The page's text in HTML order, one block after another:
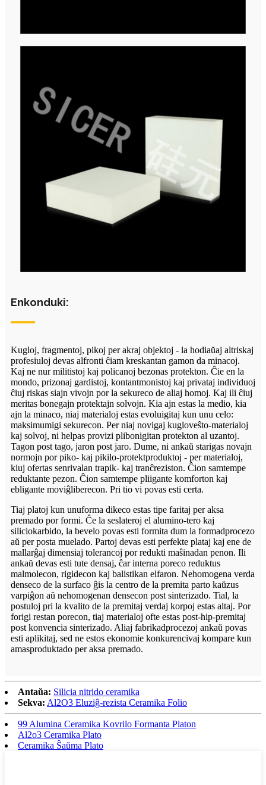
Enkonduki:
Kugloj, fragmentoj, pikoj per akraj objektoj - la hodiaŭaj altriskaj
profesiuloj devas alfronti ĉiam kreskantan gamon da minacoj.
Kaj ne nur militistoj kaj policanoj bezonas protekton. Ĉie en la
mondo, prizonaj gardistoj, kontantmonistoj kaj privataj individuoj
ĉiuj riskas siajn vivojn por la sekureco de aliaj homoj. Kaj ili ĉiuj
meritas bonegajn protektajn solvojn. Kia ajn estas la medio, kia
ajn la minaco, niaj materialoj estas evoluigitaj kun unu celo:
maksimumigi sekurecon. Per niaj novigaj kugloveŝto-materialoj
kaj solvoj, ni helpas provizi plibonigitan protekton al uzantoj.
Tagon post tago, jaron post jaro. Dume, ni ankaŭ starigas novajn
normojn por piko- kaj pikilo-protektproduktoj - per materialoj,
kiuj ofertas senrivalan trapik- kaj tranĉreziston. Ĉion samtempe
reduktante pezon. Ĉion samtempe pliigante komforton kaj
ebligante moviĝliberecon. Pri tio vi povas esti certa.
Tiaj platoj kun unuforma dikeco estas tipe faritaj per aksa
premado por formi. Ĉe la seslateroj el alumino-tero kaj
siliciokarbido, la bevelo povas esti formita dum la formadprocezo
aŭ per posta muelado. Partoj devas esti perfekte plataj kaj ene de
mallarĝaj dimensiaj tolerancoj por redukti maŝinadan penon. Ili
ankaŭ devas esti tute densaj, ĉar interna poreco reduktus
malmolecon, rigidecon kaj balistikan elfaron. Nehomogena verda
denseco de la surfaco ĝis la centro de la premita parto kaŭzus
varpiĝon aŭ nehomogenan densecon post sinterizado. Tial, la
postuloj pri la kvalito de la premitaj verdaj korpoj estas altaj. Por
forigi restan porecon, tiaj materialoj ofte estas post-hip-premitaj
post konvencia sinterizado. Aliaj fabrikadprocezoj ankaŭ povas
esti aplikitaj, sed ne estos ekonomie konkurencivaj kompare kun
amasproduktado per aksa premado.
Antaŭa: Silicia nitrido ceramika
Sekva: Al2O3 Eluziĝ-rezista Ceramika Folio
99 Alumina Ceramika Kovrilo Formanta Platon
Al2o3 Ceramika Plato
Ceramika Ŝaŭma Plato